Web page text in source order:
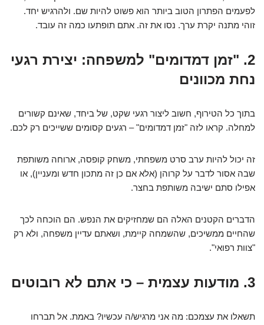
לפעמים הפתרון הטוב ביותר הוא פשוט להיות שם. ולהרגיש יחד.
זוהי מתנה יקרת ערך. נסו את זה. אתם תופתעו כמה זה עובד.
2. "זמן דמדומים" למשפחה: יצירת רגעי
נחת מכוונים
בתוך כל הטירוף, חשוב ליצור רגעי שקט, של ביחד, שאינם קשורים
למחלה. קראו לזה "זמן דמדומים" – רגעים קסומים ששייכים רק לכם.
זה יכול להיות ערב סרט משפחתי, משחק קופסה, ארוחה משותפת
שבה אסור לדבר על קרוהן (אלא אם כן זה מתכון חדש ומעניין), או
אפילו סתם ישיבה משותפת בחצר.
הדברים הקטנים האלה הם שמחזיקים את הנפש. הם הוכחה לכך
שהחיים ממשיכים, שהשמחה קיימת, ושאתם עדיין משפחה, ולא רק
"צוות רפואי".
3. מודעות עצמית – כי אתם לא רובוטים
תשאלו את עצמכם: מה אני מרגיש/ה עכשיו? באמת. אל תברחו